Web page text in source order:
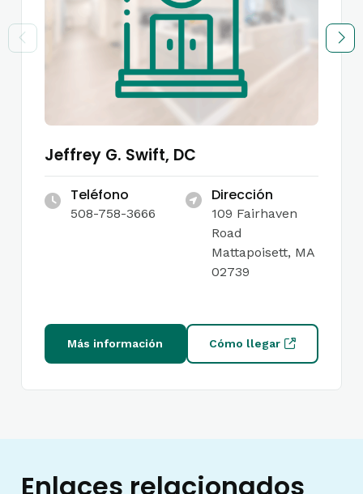
Jeffrey G. Swift, DC
Teléfono
508-758-3666
Dirección
109 Fairhaven
Road
Mattapoisett, MA
02739
Más información Cómo llegar
Enlaces relacionados